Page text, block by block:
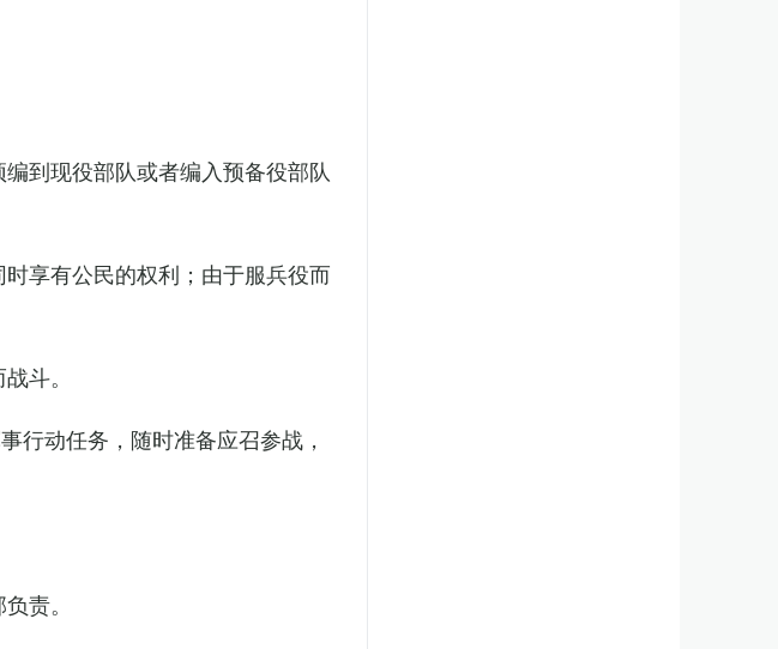
到现役部队或者编入预备役部队
享有公民的权利；由于服兵役而
斗。
行动任务，随时准备应召参战，
责。